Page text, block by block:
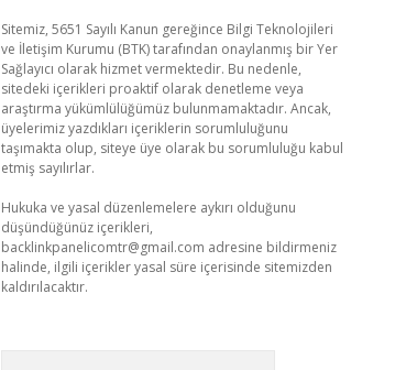
Sitemiz, 5651 Sayılı Kanun gereğince Bilgi Teknolojileri
ve İletişim Kurumu (BTK) tarafından onaylanmış bir Yer
Sağlayıcı olarak hizmet vermektedir. Bu nedenle,
sitedeki içerikleri proaktif olarak denetleme veya
araştırma yükümlülüğümüz bulunmamaktadır. Ancak,
üyelerimiz yazdıkları içeriklerin sorumluluğunu
taşımakta olup, siteye üye olarak bu sorumluluğu kabul
etmiş sayılırlar.
Hukuka ve yasal düzenlemelere aykırı olduğunu
düşündüğünüz içerikleri,
backlinkpanelicomtr@gmail.com adresine bildirmeniz
halinde, ilgili içerikler yasal süre içerisinde sitemizden
kaldırılacaktır.